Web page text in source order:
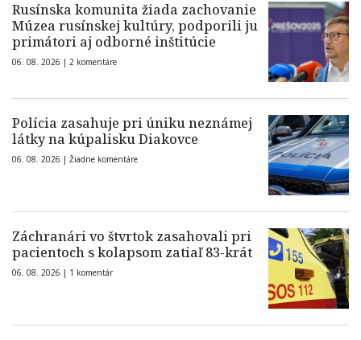
Rusínska komunita žiada zachovanie
Múzea rusínskej kultúry, podporili ju
primátori aj odborné inštitúcie
06. 08. 2026 | 2 komentáre
Polícia zasahuje pri úniku neznámej
látky na kúpalisku Diakovce
06. 08. 2026 | Žiadne komentáre
Záchranári vo štvrtok zasahovali pri
pacientoch s kolapsom zatiaľ 83-krát
06. 08. 2026 | 1 komentár